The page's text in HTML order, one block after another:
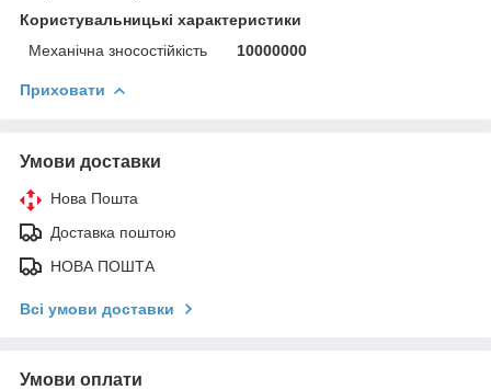
Користувальницькі характеристики
Механічна зносостійкість
10000000
Приховати
Умови доставки
Нова Пошта
Доставка поштою
НОВА ПОШТА
Всі умови доставки
Умови оплати